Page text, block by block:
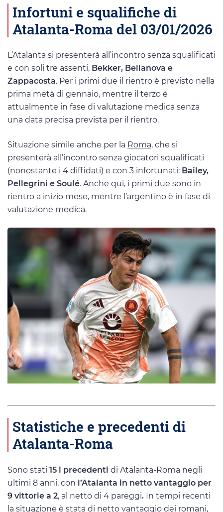
Infortuni e squalifiche di
Atalanta-Roma del 03/01/2026
L’Atalanta si presenterà all’incontro senza squalificati
e con soli tre assenti, Bekker, Bellanova e
Zappacosta. Per i primi due il rientro è previsto nella
prima metà di gennaio, mentre il terzo è
attualmente in fase di valutazione medica senza
una data precisa prevista per il rientro.
Situazione simile anche per la Roma, che si
presenterà all’incontro senza giocatori squalificati
(nonostante i 4 diffidati) e con 3 infortunati: Bailey,
Pellegrini e Soulé. Anche qui, i primi due sono in
rientro a inizio mese, mentre l’argentino è in fase di
valutazione medica.
Statistiche e precedenti di
Atalanta-Roma
Sono stati 15 i precedenti di Atalanta-Roma negli
ultimi 8 anni, con l’Atalanta in netto vantaggio per
9 vittorie a 2, al netto di 4 pareggi. In tempi recenti
la situazione è stata di netto vantaggio dei romani,